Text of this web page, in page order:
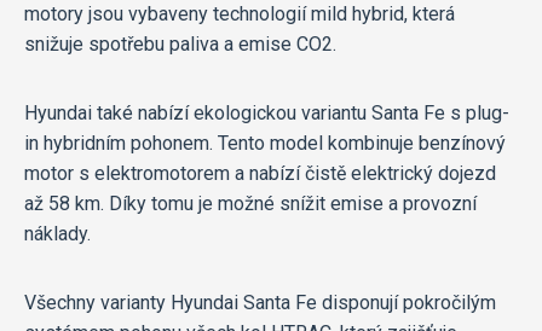
motory jsou vybaveny technologií mild hybrid, která
snižuje spotřebu paliva a emise CO2.
Hyundai také nabízí ekologickou variantu Santa Fe s plug-
in hybridním pohonem. Tento model kombinuje benzínový
motor s elektromotorem a nabízí čistě elektrický dojezd
až 58 km. Díky tomu je možné snížit emise a provozní
náklady.
Všechny varianty Hyundai Santa Fe disponují pokročilým